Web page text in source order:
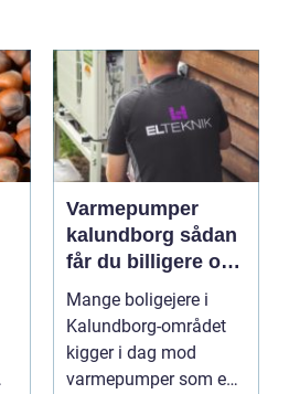
Varmepumper
kalundborg sådan
får du billigere og
mere bæredygtig
varme
Mange boligejere i
Kalundborg-området
kigger i dag mod
varmepumper som en